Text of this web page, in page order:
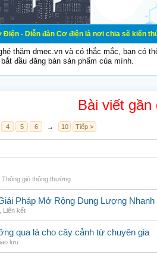
đàn Cơ điện là nơi chia sẽ kiến thức
thăm dmec.vn và có thắc mắc, bạn có
đầu đăng bán sản phẩm của mình.
Bài viết gần
4 5 6 → 10 Tiếp >
Thông gió thông thường
Pháp Mở Rộng Dung Lượng Nhanh
Liên kết
qua lá cho cây cảnh từ chuyên gia
lưu